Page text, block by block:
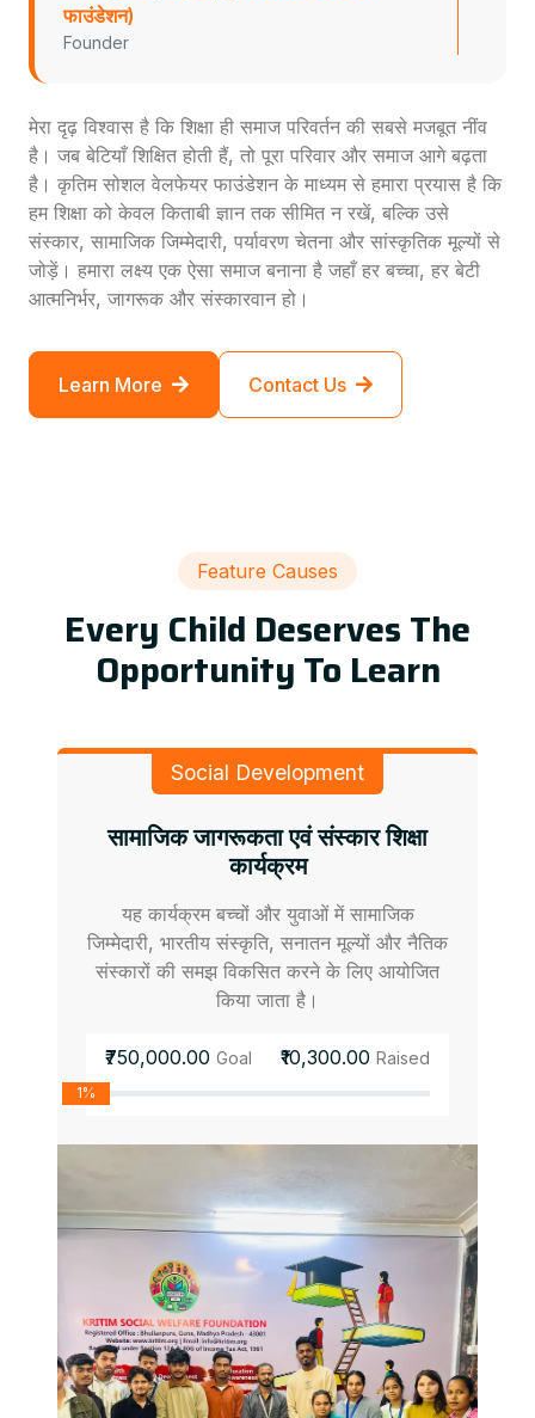
फाउंडेशन)
Founder
मेरा दृढ़ विश्वास है कि शिक्षा ही समाज परिवर्तन की सबसे मजबूत नींव
है। जब बेटियाँ शिक्षित होती हैं, तो पूरा परिवार और समाज आगे बढ़ता
है। कृतिम सोशल वेलफेयर फाउंडेशन के माध्यम से हमारा प्रयास है कि
हम शिक्षा को केवल किताबी ज्ञान तक सीमित न रखें, बल्कि उसे
संस्कार, सामाजिक जिम्मेदारी, पर्यावरण चेतना और सांस्कृतिक मूल्यों से
जोड़ें। हमारा लक्ष्य एक ऐसा समाज बनाना है जहाँ हर बच्चा, हर बेटी
आत्मनिर्भर, जागरूक और संस्कारवान हो।
Learn More Contact Us
Feature Causes
Every Child Deserves The
Opportunity To Learn
Social Development
सामाजिक जागरूकता एवं संस्कार शिक्षा
कार्यक्रम
यह कार्यक्रम बच्चों और युवाओं में सामाजिक
जिम्मेदारी, भारतीय संस्कृति, सनातन मूल्यों और नैतिक
संस्कारों की समझ विकसित करने के लिए आयोजित
किया जाता है।
₹750,000.00 Goal ₹10,300.00 Raised
1%